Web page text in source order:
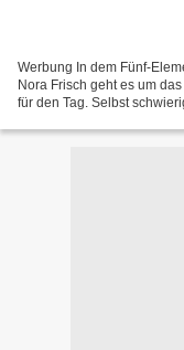
Werbung In dem Fünf-
Nora Frisch geht es um
für den Tag. Selbst